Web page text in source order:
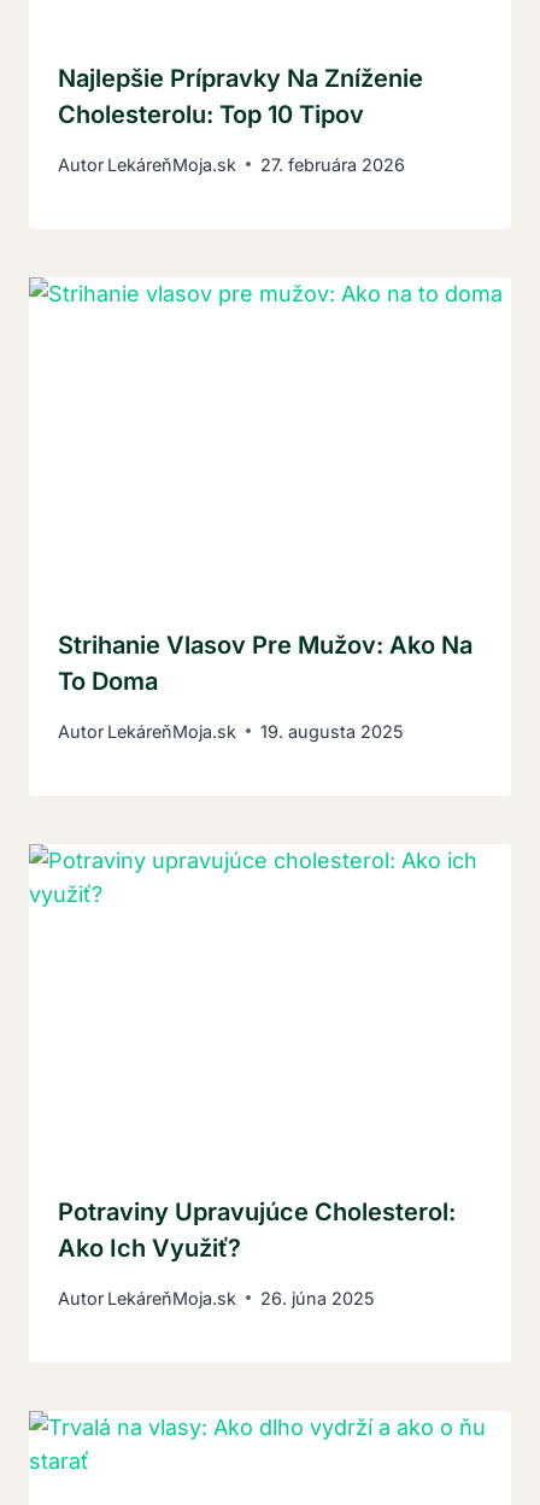
Najlepšie Prípravky Na Zníženie
Cholesterolu: Top 10 Tipov
Autor LekáreňMoja.sk 27. februára 2026
Strihanie Vlasov Pre Mužov: Ako Na
To Doma
Autor LekáreňMoja.sk 19. augusta 2025
Potraviny Upravujúce Cholesterol:
Ako Ich Využiť?
Autor LekáreňMoja.sk 26. júna 2025